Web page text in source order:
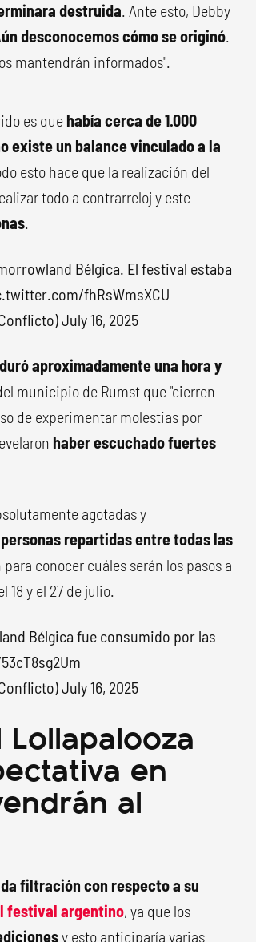
destruida. Ante esto, Debby
desconocemos cómo se originó.
mantendrán informados".
es que había cerca de 1.000
existe un balance vinculado a la
esto hace que la realización del
todo a contrarreloj y este
.
Bélgica. El festival estaba
fhRsWmsXCU
July 16, 2025
aproximadamente una hora y
municipio de Rumst que "cierren
de experimentar molestias por
haber escuchado fuertes
agotadas y
repartidas entre todas las
conocer cuáles serán los pasos a
y el 27 de julio.
Bélgica fue consumido por las
July 16, 2025
en
al
filtración con respecto a su
festival argentino, ya que los
y esto anticiparía varias